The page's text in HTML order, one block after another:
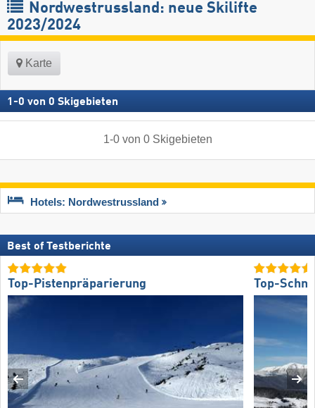
Nordwestrussland: neue Skilifte
2023/2024
Karte
1 -0 von 0 Skigebieten
1-0von 0 Skigebieten
Hotels: Nordwestrussland
Best of Testberichte
Top-Pistenpräparierung Top-